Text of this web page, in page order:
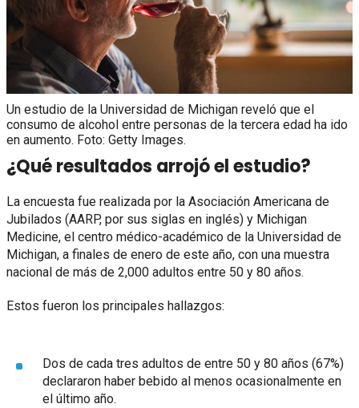
Un estudio de la Universidad de Michigan reveló que el
consumo de alcohol entre personas de la tercera edad ha ido
en aumento. Foto: Getty Images.
¿Qué resultados arrojó el estudio?
La encuesta fue realizada por la Asociación Americana de
Jubilados (AARP, por sus siglas en inglés) y Michigan
Medicine, el centro médico-académico de la Universidad de
Michigan, a finales de enero de este año, con una muestra
nacional de más de 2,000 adultos entre 50 y 80 años.
Estos fueron los principales hallazgos:
Dos de cada tres adultos de entre 50 y 80 años (67%)
declararon haber bebido al menos ocasionalmente en
el último año.